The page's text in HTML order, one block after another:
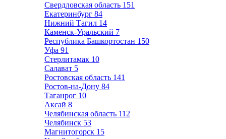
Свердловская область 151
Екатеринбург 84
Нижний Тагил 14
Каменск-Уральский 7
Республика Башкортостан 150
Уфа 91
Стерлитамак 10
Салават 5
Ростовская область 141
Ростов-на-Дону 84
Таганрог 10
Аксай 8
Челябинская область 112
Челябинск 53
Магнитогорск 15